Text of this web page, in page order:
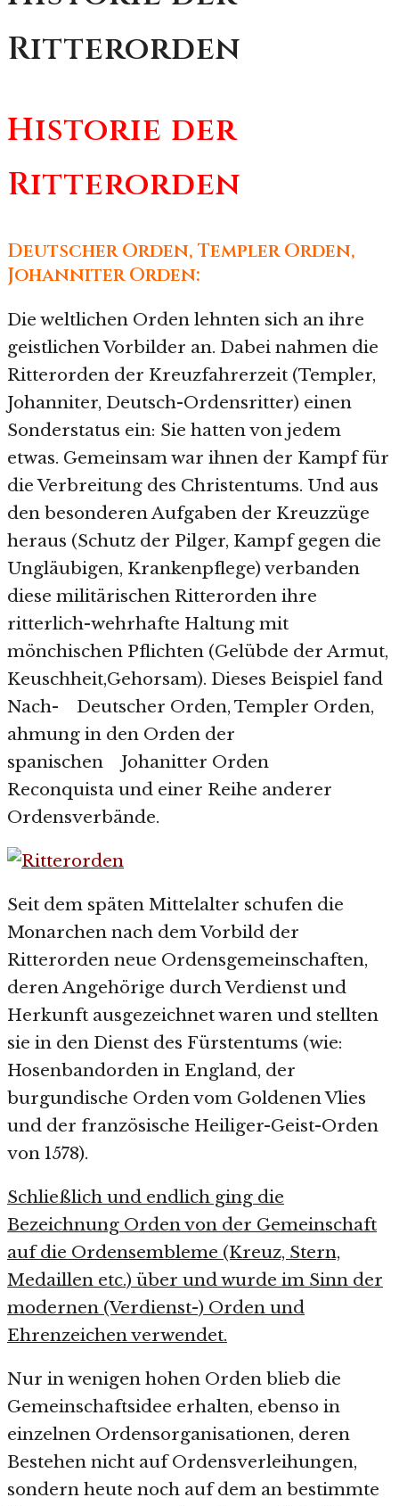
Ritterorden
Historie der
Ritterorden
Deutscher Orden, Templer Orden,
Johanniter Orden:
Die weltlichen Orden lehnten sich an ihre
geistlichen Vorbilder an. Dabei nahmen die
Ritterorden der Kreuzfahrerzeit (Templer,
Johanniter, Deutsch-Ordensritter) einen
Sonderstatus ein: Sie hatten von jedem
etwas. Gemeinsam war ihnen der Kampf für
die Verbreitung des Christentums. Und aus
den besonderen Aufgaben der Kreuzzüge
heraus (Schutz der Pilger, Kampf gegen die
Ungläubigen, Krankenpflege) verbanden
diese militärischen Ritterorden ihre
ritterlich-wehrhafte Haltung mit
mönchischen Pflichten (Gelübde der Armut,
Keuschheit,Gehorsam). Dieses Beispiel fand
Nach- Deutscher Orden, Templer Orden,
ahmung in den Orden der
spanischen Johanitter Orden
Reconquista und einer Reihe anderer
Ordensverbände.
Seit dem späten Mittelalter schufen die
Monarchen nach dem Vorbild der
Ritterorden neue Ordensgemeinschaften,
deren Angehörige durch Verdienst und
Herkunft ausgezeichnet waren und stellten
sie in den Dienst des Fürstentums (wie:
Hosenbandorden in England, der
burgundische Orden vom Goldenen Vlies
und der französische Heiliger-Geist-Orden
von 1578).
Schließlich und endlich ging die
Bezeichnung Orden von der Gemeinschaft
auf die Ordensembleme (Kreuz, Stern,
Medaillen etc.) über und wurde im Sinn der
modernen (Verdienst-) Orden und
Ehrenzeichen verwendet.
Nur in wenigen hohen Orden blieb die
Gemeinschaftsidee erhalten, ebenso in
einzelnen Ordensorganisationen, deren
Bestehen nicht auf Ordensverleihungen,
sondern heute noch auf dem an bestimmte